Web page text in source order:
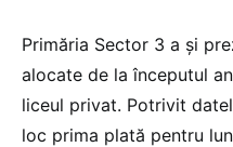
Primăria Sector 3 a și
alocate de la începutul
liceul privat. Potrivit
loc prima plată pentru